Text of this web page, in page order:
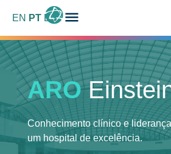
EN PT ES
ARO
Conhecimento clínico e
um hospital de excelência.